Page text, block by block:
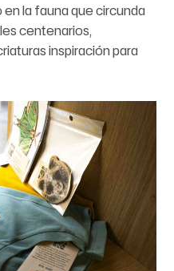
la fauna que circunda
centenarios,
inspiración para